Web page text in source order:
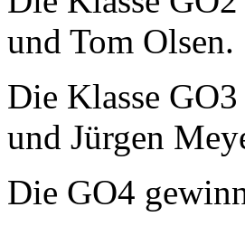
und Tom Olsen.
Die Klasse
und Jürgen
Die GO4